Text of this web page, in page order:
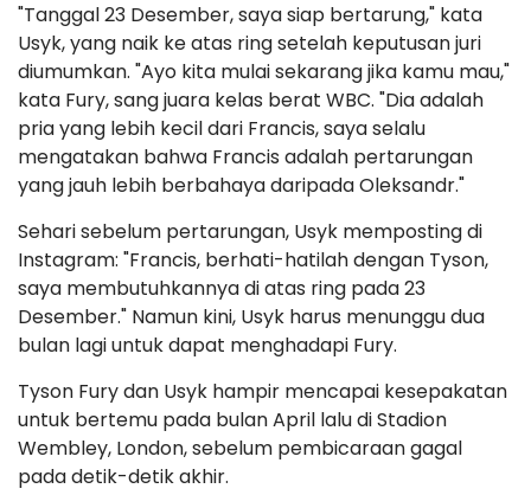
"Tanggal 23 Desember, saya siap bertarung," kata
Usyk, yang naik ke atas ring setelah keputusan juri
diumumkan. "Ayo kita mulai sekarang jika kamu mau,"
kata Fury, sang juara kelas berat WBC. "Dia adalah
pria yang lebih kecil dari Francis, saya selalu
mengatakan bahwa Francis adalah pertarungan
yang jauh lebih berbahaya daripada Oleksandr."
Sehari sebelum pertarungan, Usyk memposting di
Instagram: "Francis, berhati-hatilah dengan Tyson,
saya membutuhkannya di atas ring pada 23
Desember." Namun kini, Usyk harus menunggu dua
bulan lagi untuk dapat menghadapi Fury.
Tyson Fury dan Usyk hampir mencapai kesepakatan
untuk bertemu pada bulan April lalu di Stadion
Wembley, London, sebelum pembicaraan gagal
pada detik-detik akhir.